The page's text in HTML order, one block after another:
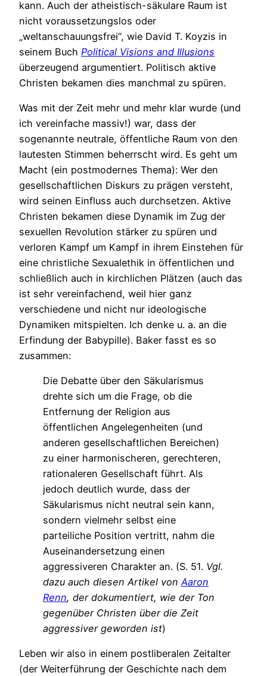
kann. Auch der atheistisch-säkulare Raum ist
nicht voraussetzungslos oder
„weltanschauungsfrei“, wie David T. Koyzis in
seinem Buch Political Visions and Illusions
überzeugend argumentiert. Politisch aktive
Christen bekamen dies manchmal zu spüren.
Was mit der Zeit mehr und mehr klar wurde (und
ich vereinfache massiv!) war, dass der
sogenannte neutrale, öffentliche Raum von den
lautesten Stimmen beherrscht wird. Es geht um
Macht (ein postmodernes Thema): Wer den
gesellschaftlichen Diskurs zu prägen versteht,
wird seinen Einfluss auch durchsetzen. Aktive
Christen bekamen diese Dynamik im Zug der
sexuellen Revolution stärker zu spüren und
verloren Kampf um Kampf in ihrem Einstehen für
eine christliche Sexualethik in öffentlichen und
schließlich auch in kirchlichen Plätzen (auch das
ist sehr vereinfachend, weil hier ganz
verschiedene und nicht nur ideologische
Dynamiken mitspielten. Ich denke u. a. an die
Erfindung der Babypille). Baker fasst es so
zusammen:
Die Debatte über den Säkularismus
drehte sich um die Frage, ob die
Entfernung der Religion aus
öffentlichen Angelegenheiten (und
anderen gesellschaftlichen Bereichen)
zu einer harmonischeren, gerechteren,
rationaleren Gesellschaft führt. Als
jedoch deutlich wurde, dass der
Säkularismus nicht neutral sein kann,
sondern vielmehr selbst eine
parteiliche Position vertritt, nahm die
Auseinandersetzung einen
aggressiveren Charakter an. (S. 51. Vgl.
dazu auch diesen Artikel vonAaron
Renn, der dokumentiert, wie der Ton
gegenüber Christen über die Zeit
aggressiver geworden ist)
Leben wir also in einem postliberalen Zeitalter
(der Weiterführung der Geschichte nach dem